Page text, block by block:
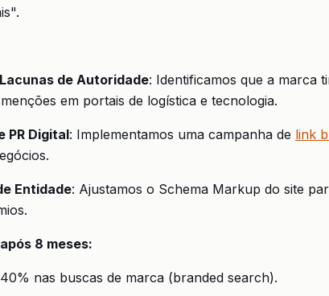
de Autoridade: Identificamos que a marca
em portais de logística e tecnologia.
PR Digital: Implementamos uma campanha de link
Entidade: Ajustamos o Schema Markup do site
8 meses:
nas buscas de marca (branded search).